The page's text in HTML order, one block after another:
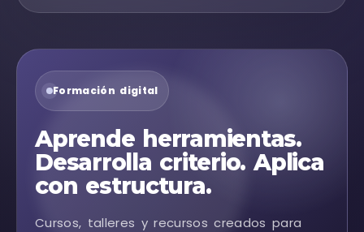
Formación digital
Aprende herramientas.
Desarrolla criterio. Aplica
con estructura.
Cursos, talleres y recursos creados para